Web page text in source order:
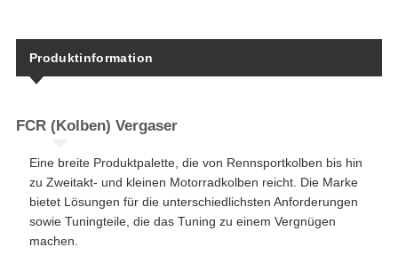
Produktinformation
​​FCR (Kolben) Vergaser​
Eine breite Produktpalette, die von Rennsportkolben bis hin
zu Zweitakt- und kleinen Motorradkolben reicht. Die Marke
bietet Lösungen für die unterschiedlichsten Anforderungen
sowie Tuningteile, die das Tuning zu einem Vergnügen
machen.